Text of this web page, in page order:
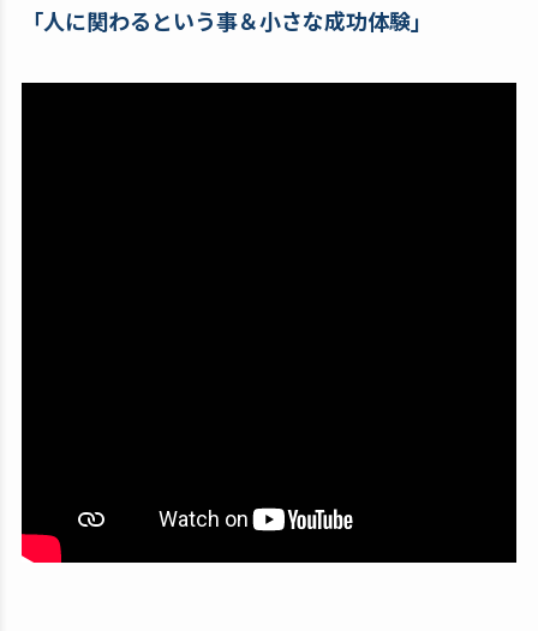
「人に関わるという事＆小さな成功体験」